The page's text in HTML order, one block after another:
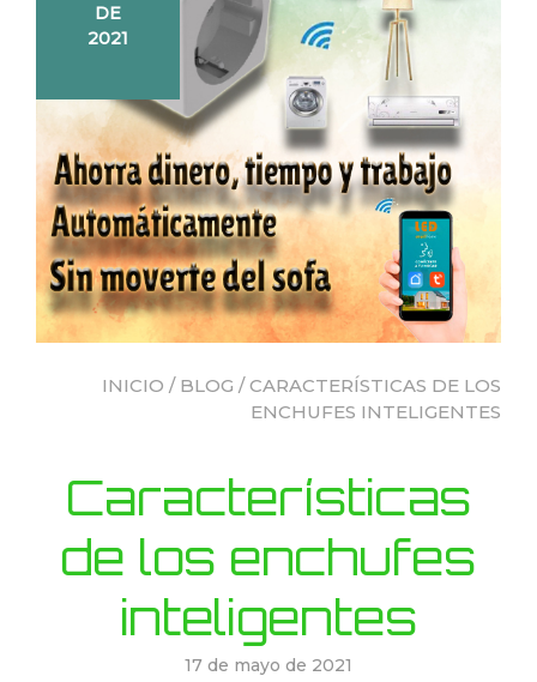
DE
2021
INICIO / BLOG / CARACTERÍSTICAS DE LOS
ENCHUFES INTELIGENTES
Características
de los enchufes
inteligentes
17 de mayo de 2021